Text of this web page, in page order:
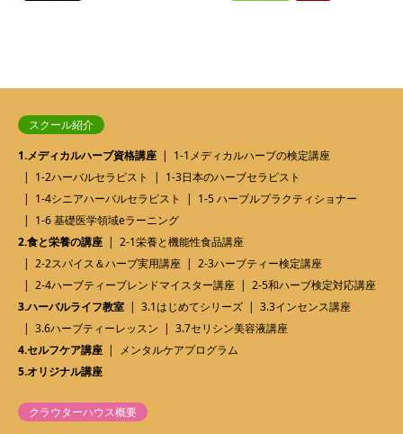
スクール紹介
1.メディカルハーブ資格講座
1-1メディカルハーブの検定講座
1-2ハーバルセラピスト
1-3日本のハーブセラピスト
1-4シニアハーバルセラピスト
1-5 ハーブルプラクティショナー
1-6 基礎医学領域eラーニング
2.食と栄養の講座
2-1栄養と機能性食品講座
2-2スパイス＆ハーブ実用講座
2-3ハーブティー検定講座
2-4ハーブティーブレンドマイスター講座
2-5和ハーブ検定対応講座
3.ハーバルライフ教室
3.1はじめてシリーズ
3.3インセンス講座
3.6ハーブティーレッスン
3.7セリシン美容液講座
4.セルフケア講座
メンタルケアプログラム
5.オリジナル講座
クラウターハウス概要